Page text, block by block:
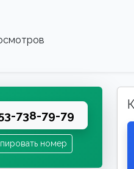
738-79-79
номер